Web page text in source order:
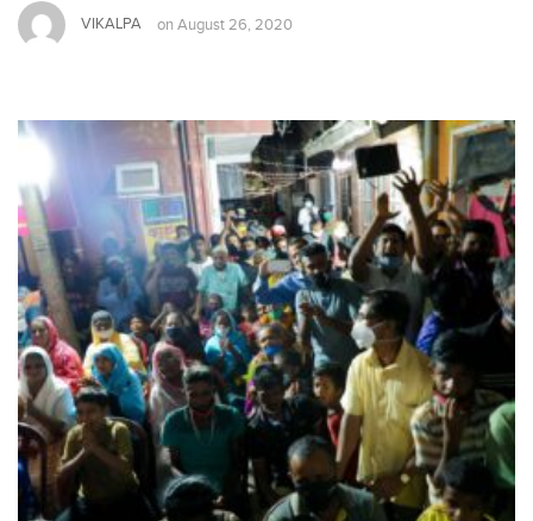
VIKALPA on August 26, 2020